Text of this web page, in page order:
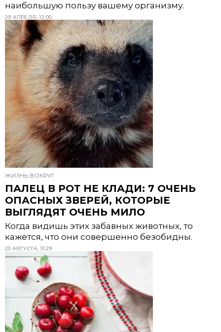
наибольшую пользу вашему организму.
29 АПРЕЛЯ, 12:00
ЖИЗНЬ ВОКРУГ
ПАЛЕЦ В РОТ НЕ КЛАДИ: 7 ОЧЕНЬ
ОПАСНЫХ ЗВЕРЕЙ, КОТОРЫЕ
ВЫГЛЯДЯТ ОЧЕНЬ МИЛО
Когда видишь этих забавных животных, то
кажется, что они совершенно безобидны.
23 АВГУСТА, 13:29